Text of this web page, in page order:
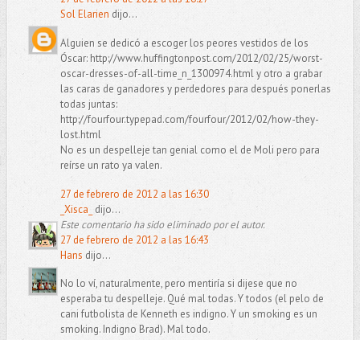
Sol Elarien dijo...
Alguien se dedicó a escoger los peores vestidos de los
Óscar: http://www.huffingtonpost.com/2012/02/25/worst-
oscar-dresses-of-all-time_n_1300974.html y otro a grabar
las caras de ganadores y perdedores para después ponerlas
todas juntas:
http://fourfour.typepad.com/fourfour/2012/02/how-they-
lost.html
No es un despelleje tan genial como el de Moli pero para
reírse un rato ya valen.
27 de febrero de 2012 a las 16:30
_Xisca_ dijo...
Este comentario ha sido eliminado por el autor.
27 de febrero de 2012 a las 16:43
Hans dijo...
No lo ví, naturalmente, pero mentiría si dijese que no
esperaba tu despelleje. Qué mal todas. Y todos (el pelo de
cani futbolista de Kenneth es indigno. Y un smoking es un
smoking. Indigno Brad). Mal todo.